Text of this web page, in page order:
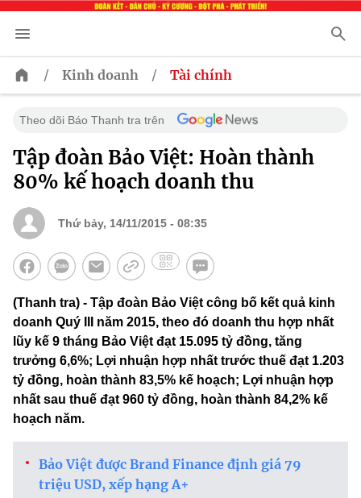
/ Kinh doanh / Tài chính
Theo dõi Báo Thanh tra trên
Tập đoàn Bảo Việt: Hoàn thành
80% kế hoạch doanh thu
Thứ bảy, 14/11/2015 - 08:35
(Thanh tra) - Tập đoàn Bảo Việt công bố kết quả kinh
doanh Quý III năm 2015, theo đó doanh thu hợp nhất
lũy kế 9 tháng Bảo Việt đạt 15.095 tỷ đồng, tăng
trưởng 6,6%; Lợi nhuận hợp nhất trước thuế đạt 1.203
tỷ đồng, hoàn thành 83,5% kế hoạch; Lợi nhuận hợp
nhất sau thuế đạt 960 tỷ đồng, hoàn thành 84,2% kế
hoạch năm.
Bảo Việt được Brand Finance định giá 79
triệu USD, xếp hạng A+